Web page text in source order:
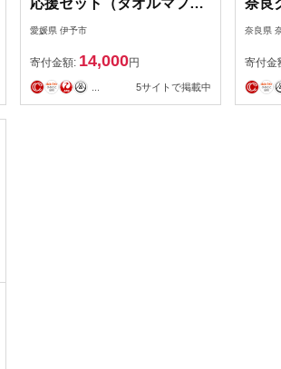
ー・フラッグ） 応援 グッ
タジアム ｜B71
愛媛県 伊予市
寄付金額: 14,000円
5サイトで掲載中
ーム
奈良県
寄付金